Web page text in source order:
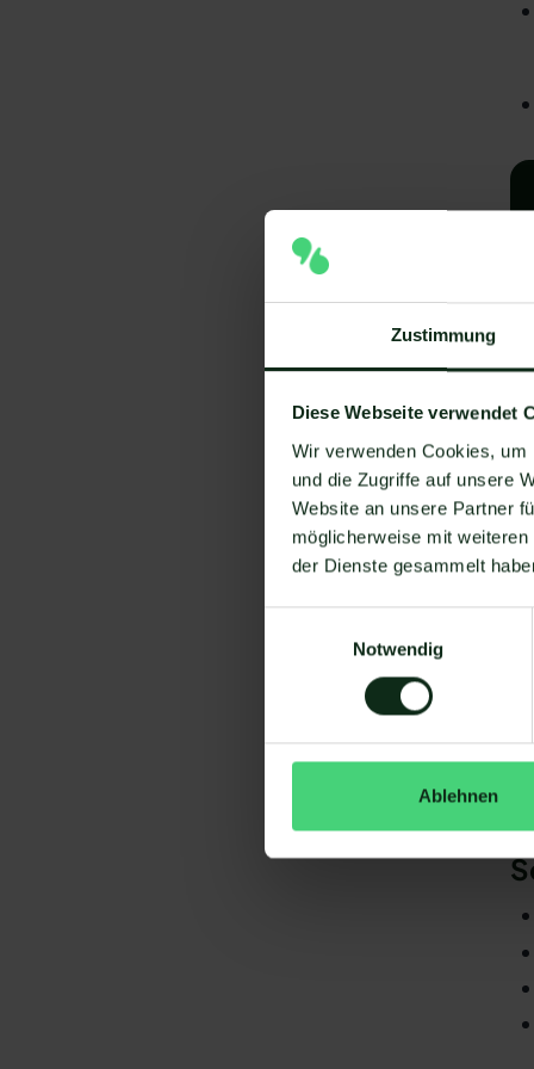
Zustimmung
Diese Webseite verwendet
Wir verwenden Cookies,
und die Zugriffe auf unsere
Website an unsere Partner
möglicherweise mit
der Dienste gesammelt
Notwendig
Ablehnen